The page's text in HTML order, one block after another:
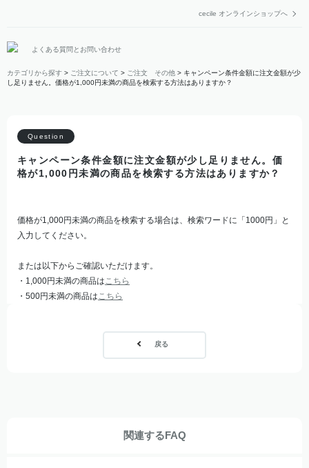
cecile オンラインショップへ
よくある質問とお問い合わせ
カテゴリから探す > ご注文について > ご注文 その他 > キャンペーン条件金額に注文金額が少
し足りません。価格が1,000円未満の商品を検索する方法はありますか？
キャンペーン条件金額に注文金額が少し足りません。価
格が1,000円未満の商品を検索する方法はありますか？
価格が1,000円未満の商品を検索する場合は、検索ワードに「1000円」と
入力してください。
または以下からご確認いただけます。
・1,000円未満の商品はこちら
・500円未満の商品はこちら
戻る
関連するFAQ